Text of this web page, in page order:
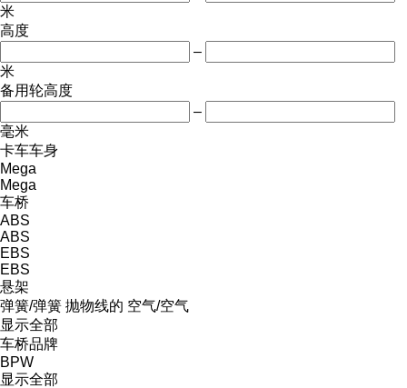
米
高度
–
米
备用轮高度
–
毫米
卡车车身
Mega
Mega
车桥
ABS
ABS
EBS
EBS
悬架
弹簧/弹簧 抛物线的 空气/空气
显示全部
车桥品牌
BPW
显示全部